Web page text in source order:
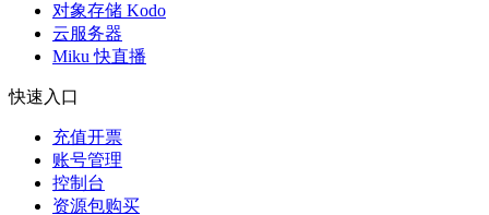
对象存储 Kodo
云服务器
Miku 快直播
快速入口
充值开票
账号管理
控制台
资源包购买